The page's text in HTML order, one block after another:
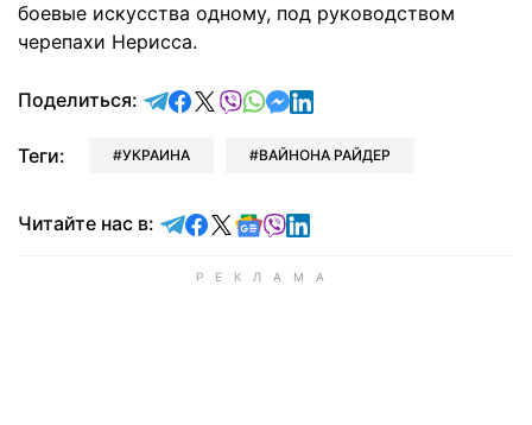
боевые искусства одному, под руководством
черепахи Нерисса.
Поделиться: отправить в Telegram
поделиться в Facebook
поделиться в X
отправить в Viber
отправить в Whatsapp
отправить в Messenger
отправить в LinkedIn
Теги: УКРАИНА ВАЙНОНА РАЙДЕР
Читайте нас в: Читайте в Telegram
Читайте в Facebook
Читайте в X
Читайте в Google news
Читайте в Viber
Читайте в LinkedIn